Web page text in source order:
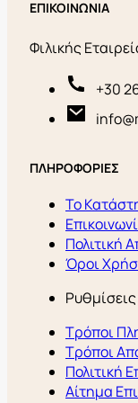
ΕΠΙΚΟΙΝΩΝΙΑ
Φιλικής
+30
ΠΛΗΡΟΦΟΡΙΕΣ
Το
Πολιτική
Όροι
Τρόποι
Τρόποι
Πολιτική
Αίτημα